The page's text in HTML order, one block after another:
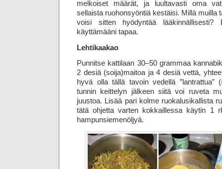
melkoiset määrät, ja luultavasti oma
sellaista ruohon­syöntiä kestäisi. Millä muilla
voisi sitten hyödyntää
käyttämääni tapaa.
Lehtikaakao
Punnitse kattilaan 30–50 grammaa
2 desiä (soija)maitoa ja 4 desiä vettä,
hyvä olla tällä tavoin vedellä ”lantrattua”
tunnin keittelyn jälkeen siitä voi ruveta
juustoa. Lisää pari kolme ruoka­lusikallista
tätä ohjetta varten kokkaillessa käytin 1
hampunsiemenöljyä.